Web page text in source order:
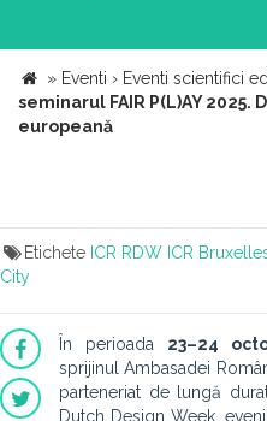
» Eventi › Eventi scientifici
seminarul FAIR P(L)AY
europeană
Etichete ICR RDW ICR
City
În perioada 23–24
sprijinul Ambasadei
parteneriat de lungă
Dutch Design Week,